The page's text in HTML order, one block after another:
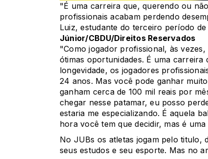
"É uma carreira que, querendo ou
profissionais acabam perdendo
Luiz, estudante do terceiro período
Júnior/CBDU/Direitos Reservados
"Como jogador profissional, às
ótimas oportunidades. É uma
longevidade, os jogadores
24 anos. Mas você pode ganhar
ganham cerca de 100 mil reais por
chegar nesse patamar, eu posso
estaria me especializando. É aquela
hora você tem que decidir, mas é
No JUBs os atletas jogam pelo titulo,
seus estudos e seu esporte. Mas no